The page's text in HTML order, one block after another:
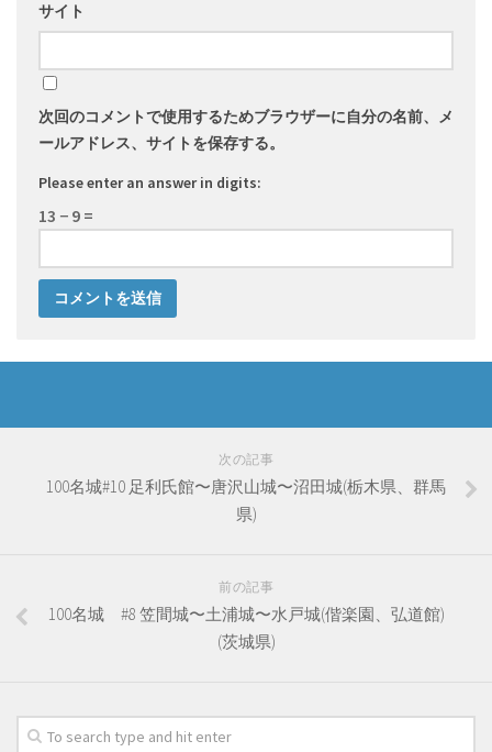
サイト
次回のコメントで使用するためブラウザーに自分の名前、メ
ールアドレス、サイトを保存する。
Please enter an answer in digits:
13 − 9 =
次の記事
100名城#10 足利氏館〜唐沢山城〜沼田城(栃木県、群馬
県)
前の記事
100名城 #8 笠間城〜土浦城〜水戸城(偕楽園、弘道館)
(茨城県)